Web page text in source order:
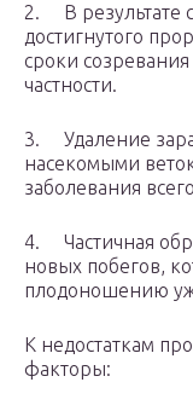
2. В результате
достигнутого
сроки
частности.
3. Удаление
насекомыми
заболевания
4. Частичная
новых побегов,
плодоношению
К недостаткам
факторы: